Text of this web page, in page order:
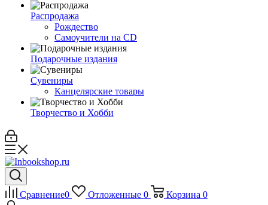
Распродажа
Рождество
Самоучители на CD
Подарочные издания
Сувениры
Канцелярские товары
Творчество и Хобби
Сравнение0 Отложенные 0 Корзина 0